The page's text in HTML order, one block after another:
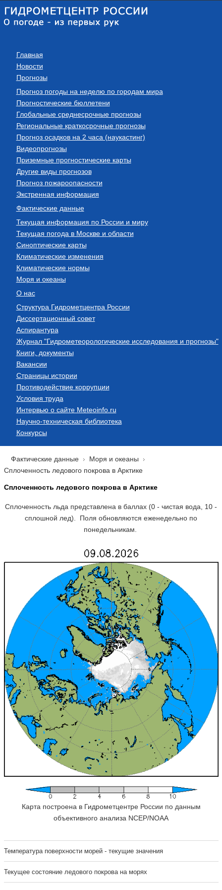
Главная
Новости
Прогнозы
Прогноз погоды на неделю по городам мира
Прогностические бюллетени
Глобальные среднесрочные прогнозы
Региональные краткосрочные прогнозы
Прогноз осадков на 2 часа (наукастинг)
Видеопрогнозы
Приземные прогностические карты
Другие виды прогнозов
Прогноз пожароопасности
Экстренная информация
Фактические данные
Текущая информация по России и миру
Текущая погода в Москве и области
Синоптические карты
Климатические изменения
Климатические нормы
Моря и океаны
О нас
Структура Гидрометцентра России
Диссертационный совет
Аспирантура
Журнал "Гидрометеорологические исследования и прогнозы"
Книги, документы
Вакансии
Страницы истории
Противодействие коррупции
Условия труда
Интервью о сайте Meteoinfo.ru
Научно-техническая библиотека
Конкурсы
Фактические данные
Моря и океаны
Сплоченность ледового покрова в Арктике
Сплоченность ледового покрова в Арктике
Сплоченность льда представлена в баллах (0 - чистая вода, 10 -
сплошной лед). Поля обновляются еженедельно по
понедельникам.
Карта построена в Гидрометцентре России по данным
объективного анализа NCEP/NOAA
Температура поверхности морей - текущие значения
Текущее состояние ледового покрова на морях